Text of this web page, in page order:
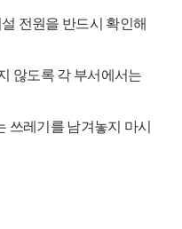
전원을 반드시 확인해
않도록 각 부서에서는
쓰레기를 남겨놓지 마시